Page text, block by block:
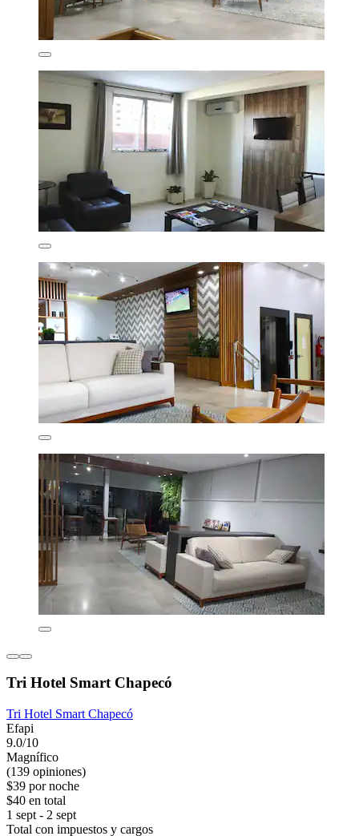
Tri Hotel Smart Chapecó
Tri Hotel Smart Chapecó
Efapi
9.0/10
Magnífico
(139 opiniones)
$39 por noche
$40 en total
1 sept - 2 sept
Total con impuestos y cargos